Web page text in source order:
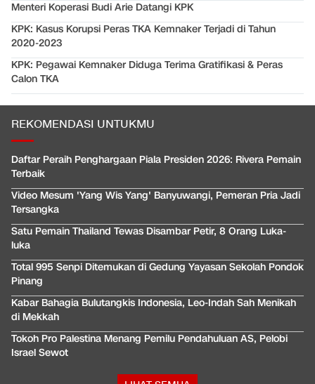
Menteri Koperasi Budi Arie Datangi KPK
KPK: Kasus Korupsi Peras TKA Kemnaker Terjadi di Tahun
2020-2023
KPK: Pegawai Kemnaker Diduga Terima Gratifikasi & Peras
Calon TKA
REKOMENDASI UNTUKMU
Daftar Peraih Penghargaan Piala Presiden 2026: Rivera Pemain
Terbaik
Video Mesum 'Yang Wis Yang' Banyuwangi, Pemeran Pria Jadi
Tersangka
Satu Pemain Thailand Tewas Disambar Petir, 8 Orang Luka-
luka
Total 995 Senpi Ditemukan di Gedung Yayasan Sekolah Pondok
Pinang
Kabar Bahagia Bulutangkis Indonesia, Leo-Indah Sah Menikah
di Mekkah
Tokoh Pro Palestina Menang Pemilu Pendahuluan AS, Pelobi
Israel Sewot